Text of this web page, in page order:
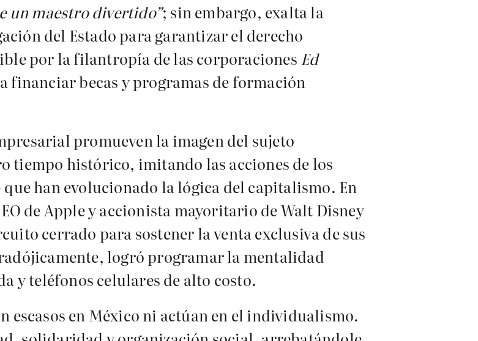
un maestro divertido”; sin embargo, exalta la
del Estado para garantizar el derecho
por la filantropía de las corporaciones Ed
financiar becas y programas de formación
promueven la imagen del sujeto
tiempo histórico, imitando las acciones de los
han evolucionado la lógica del capitalismo. En
de Apple y accionista mayoritario de Walt Disney
cerrado para sostener la venta exclusiva de sus
logró programar la mentalidad
y teléfonos celulares de alto costo.
escasos en México ni actúan en el individualismo.